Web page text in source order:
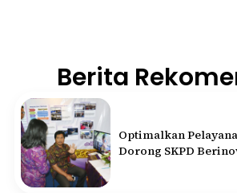
Berita
Optimalkan
Dorong SKPD